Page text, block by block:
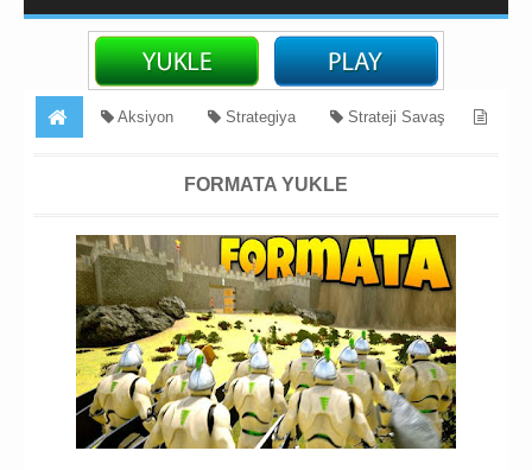
Aksiyon Strategiya Strateji Savaş
FORMATA YUKLE